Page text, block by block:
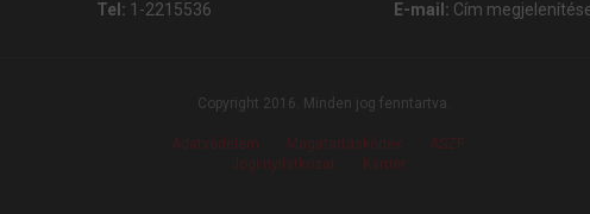
Tel: 1-2215536 E-mail: Cím
Copyright 2016. Minden jog fenntartva.
Adatvédelem Magatartáskódex
ÁSZF
Jogi nyilatkozat
Karrier